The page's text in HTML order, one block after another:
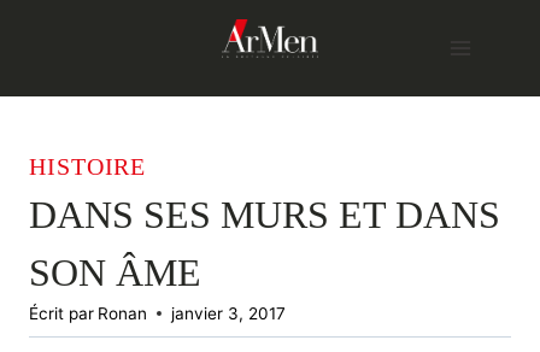
HISTOIRE
DANS SES MURS ET DANS
SON ÂME
Écrit par Ronan janvier 3, 2017